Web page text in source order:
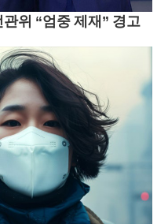
위 “엄중 제재” 경고